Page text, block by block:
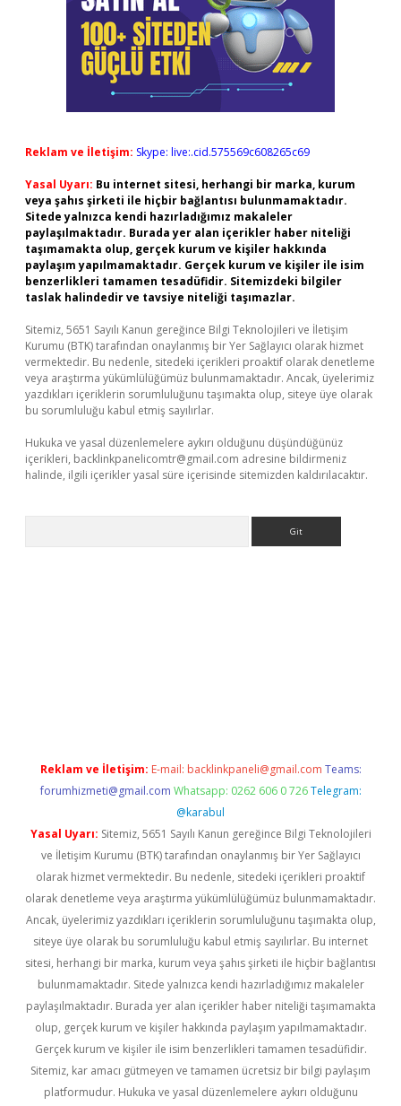
Reklam ve İletişim: Skype: live:.cid.575569c608265c69
Yasal Uyarı: Bu internet sitesi, herhangi bir marka, kurum
veya şahıs şirketi ile hiçbir bağlantısı bulunmamaktadır.
Sitede yalnızca kendi hazırladığımız makaleler
paylaşılmaktadır. Burada yer alan içerikler haber niteliği
taşımamakta olup, gerçek kurum ve kişiler hakkında
paylaşım yapılmamaktadır. Gerçek kurum ve kişiler ile isim
benzerlikleri tamamen tesadüfidir. Sitemizdeki bilgiler
taslak halindedir ve tavsiye niteliği taşımazlar.
Sitemiz, 5651 Sayılı Kanun gereğince Bilgi Teknolojileri ve İletişim
Kurumu (BTK) tarafından onaylanmış bir Yer Sağlayıcı olarak hizmet
vermektedir. Bu nedenle, sitedeki içerikleri proaktif olarak denetleme
veya araştırma yükümlülüğümüz bulunmamaktadır. Ancak, üyelerimiz
yazdıkları içeriklerin sorumluluğunu taşımakta olup, siteye üye olarak
bu sorumluluğu kabul etmiş sayılırlar.
Hukuka ve yasal düzenlemelere aykırı olduğunu düşündüğünüz
içerikleri, backlinkpanelicomtr@gmail.com adresine bildirmeniz
halinde, ilgili içerikler yasal süre içerisinde sitemizden kaldırılacaktır.
Reklam ve İletişim: E-mail: backlinkpaneli@gmail.com Teams:
forumhizmeti@gmail.com Whatsapp: 0262 606 0 726 Telegram:
@karabul
Yasal Uyarı: Sitemiz, 5651 Sayılı Kanun gereğince Bilgi Teknolojileri
ve İletişim Kurumu (BTK) tarafından onaylanmış bir Yer Sağlayıcı
olarak hizmet vermektedir. Bu nedenle, sitedeki içerikleri proaktif
olarak denetleme veya araştırma yükümlülüğümüz bulunmamaktadır.
Ancak, üyelerimiz yazdıkları içeriklerin sorumluluğunu taşımakta olup,
siteye üye olarak bu sorumluluğu kabul etmiş sayılırlar. Bu internet
sitesi, herhangi bir marka, kurum veya şahıs şirketi ile hiçbir bağlantısı
bulunmamaktadır. Sitede yalnızca kendi hazırladığımız makaleler
paylaşılmaktadır. Burada yer alan içerikler haber niteliği taşımamakta
olup, gerçek kurum ve kişiler hakkında paylaşım yapılmamaktadır.
Gerçek kurum ve kişiler ile isim benzerlikleri tamamen tesadüfidir.
Sitemiz, kar amacı gütmeyen ve tamamen ücretsiz bir bilgi paylaşım
platformudur. Hukuka ve yasal düzenlemelere aykırı olduğunu